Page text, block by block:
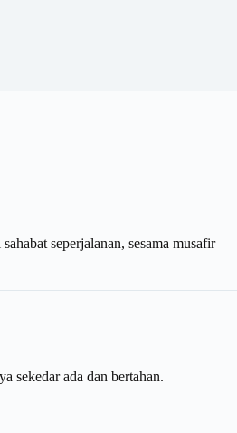
seperjalanan, sesama musafir
sekedar ada dan bertahan.